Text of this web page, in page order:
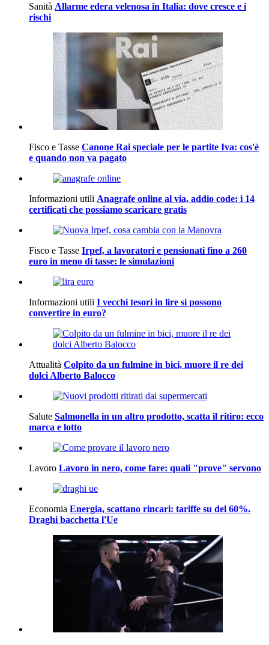
Sanità Allarme edera velenosa in Italia: dove cresce e i
rischi
Fisco e Tasse Canone Rai speciale per le partite Iva: cos'è
e quando non va pagato
Informazioni utili Anagrafe online al via, addio code: i 14
certificati che possiamo scaricare gratis
Fisco e Tasse Irpef, a lavoratori e pensionati fino a 260
euro in meno di tasse: le simulazioni
Informazioni utili I vecchi tesori in lire si possono
convertire in euro?
Attualità Colpito da un fulmine in bici, muore il re dei
dolci Alberto Balocco
Salute Salmonella in un altro prodotto, scatta il ritiro: ecco
marca e lotto
Lavoro Lavoro in nero, come fare: quali "prove" servono
Economia Energia, scattano rincari: tariffe su del 60%.
Draghi bacchetta l'Ue